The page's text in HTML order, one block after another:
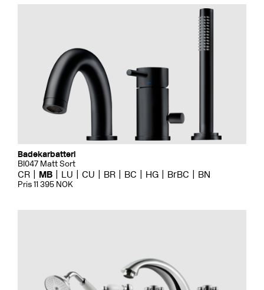
Badekarbatteri
BI047 Matt Sort
CR MB LU CU BR BC HG BrBC BN
Pris 11 395 NOK